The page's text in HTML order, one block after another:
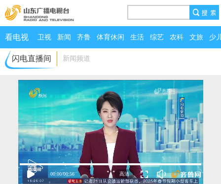
看电视 卫视 新闻 齐鲁 体育休闲 生活 综艺 农科 文旅 少
闪电直播间 新闻频道
00:00/00:56